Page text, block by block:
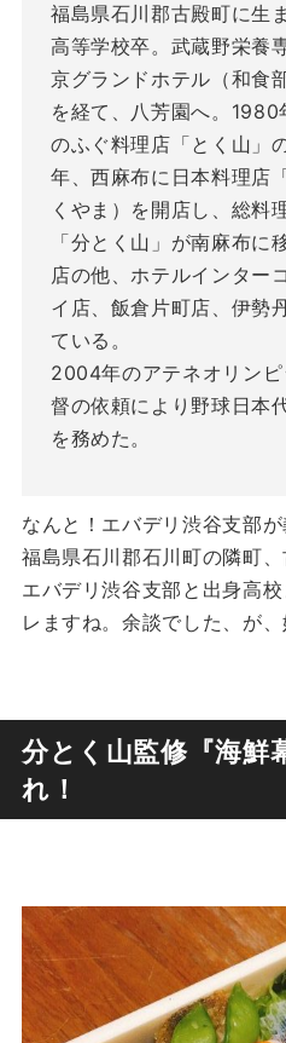
福島県石川郡古殿町に生
高等学校卒。武蔵野栄養
京グランドホテル（和食
を経て、八芳園へ。
のふぐ料理店「とく山」
年、西麻布に日本料理店
くやま）を開店し、総料
「分とく山」が南麻布に
店の他、ホテルインター
イ店、飯倉片町店、伊勢
ている。
2004年のアテネオリン
督の依頼により野球日本
を務めた。
なんと！エバデリ渋谷支部
福島県石川郡石川町の隣町
エバデリ渋谷支部と出身高
レますね。余談でした、が
分とく山監修『海鮮
れ！